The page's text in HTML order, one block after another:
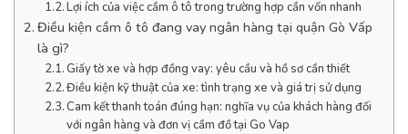
Lợi ích của việc cầm ô tô trong trường hợp cần vốn nhanh
Điều kiện cầm ô tô đang vay ngân hàng tại quận Gò Vấp
là gì?
Giấy tờ xe và hợp đồng vay: yêu cầu và hồ sơ cần thiết
Điều kiện kỹ thuật của xe: tình trạng xe và giá trị sử dụng
Cam kết thanh toán đúng hạn: nghĩa vụ của khách hàng đối
với ngân hàng và đơn vị cầm đồ tại Go Vap